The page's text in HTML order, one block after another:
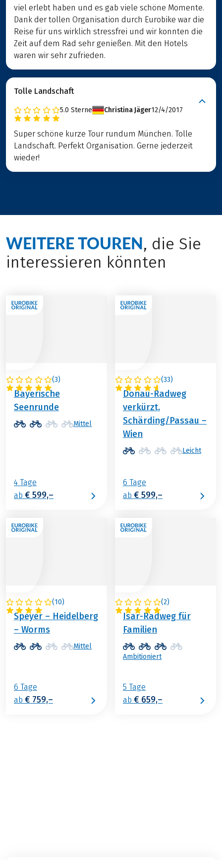
viel erlebt haben und es gab viele schöne Momente.
Dank der tollen Organisation durch Eurobike war die
Reise für uns wirklich stressfrei und wir konnten die
Zeit auf dem Rad sehr genießen. Mit den Hotels
waren wir sehr zufrieden.
Tolle Landschaft
5.0 Sterne Christina Jäger12/4/2017
Super schöne kurze Tour rundum München. Tolle
Landschaft. Perfekt Organisation. Gerne jederzeit
wieder!
WEITERE TOUREN, die Sie
interessieren könnten
(3)
DEUTSCHLAND
Bayerische
Seenrunde
Mittel
4 Tage
ab € 599,–
(33)
ÖSTERREICH
Donau-Radweg
verkürzt,
Schärding/Passau –
Wien
Leicht
6 Tage
ab € 599,–
(10)
DEUTSCHLAND
Speyer – Heidelberg
– Worms
Mittel
6 Tage
ab € 759,–
(2)
DEUTSCHLAND
Isar-Radweg für
Familien
Ambitioniert
5 Tage
ab € 659,–